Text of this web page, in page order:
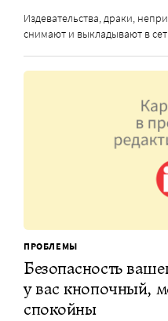
Издевательства, драки,
снимают и выкладывают в
ПРОБЛЕМЫ
Безопасность
у вас кнопочный,
спокойны